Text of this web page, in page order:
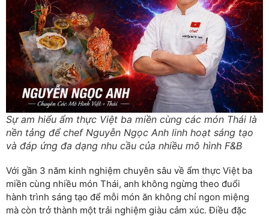
Sự am hiểu ẩm thực Việt ba miền cùng các món Thái là
nền tảng để chef Nguyễn Ngọc Anh linh hoạt sáng tạo
và đáp ứng đa dạng nhu cầu của nhiều mô hình F&B
Với gần 3 năm kinh nghiệm chuyên sâu về ẩm thực Việt ba
miền cùng nhiều món Thái, anh không ngừng theo đuổi
hành trình sáng tạo để mỗi món ăn không chỉ ngon miệng
mà còn trở thành một trải nghiệm giàu cảm xúc. Điều đặc